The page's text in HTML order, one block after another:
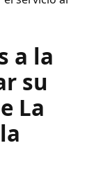
a la
su
La